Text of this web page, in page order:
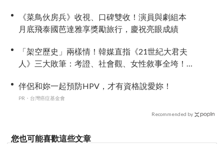
《菜鳥伙房兵》收視、口碑雙收！演員與劇組本
月底飛泰國芭達雅享獎勵旅行，慶祝亮眼成績
「架空歷史」兩樣情！韓媒直指《21世紀大君夫
人》三大敗筆：考證、社會觀、女性敘事全垮！
伴侶和妳一起預防HPV，才有資格說愛妳！
PR・台灣癌症基金會
Recommended by
您也可能喜歡這些文章